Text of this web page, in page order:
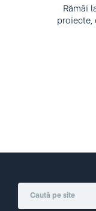
Rămâi
proiecte,